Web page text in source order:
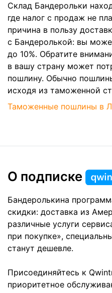
Склад Бандерольки
где налог с продаж не
причина в пользу
с Бандеролькой: вы
до 10%. Обратите
в вашу страну может
пошлину. Обычно
исходя из таможенной
Таможенные пошлины в
О подписке
Бандеролькина
скидки: доставка из
различные услуги
при покупке»,
станут дешевле.
Присоединяйтесь к
приоритетное